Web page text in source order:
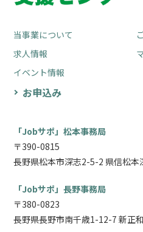
当事業について
求人情報
イベント情報
お申込み
「Jobサポ」松本事務局
〒390-0815
長野県松本市深志2-5-2 県信松本
「Jobサポ」長野事務局
〒380-0823
長野県長野市南千歳1-12-7 新正